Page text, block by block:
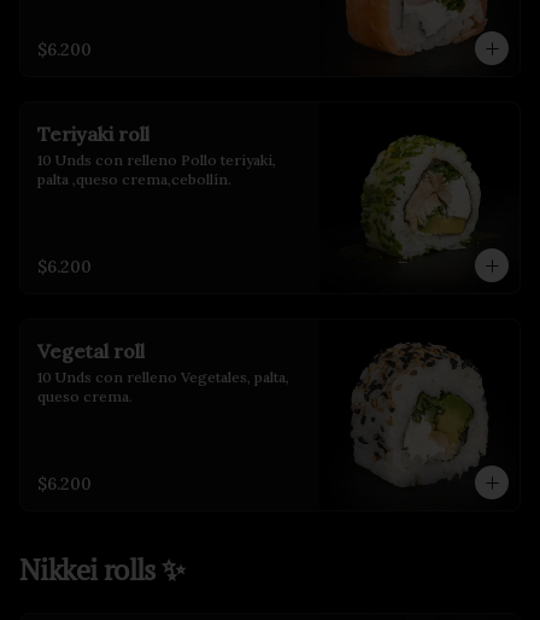
$6.200
Teriyaki roll
10 Unds con relleno Pollo teriyaki,
palta ,queso crema,cebollín.
$6.200
Vegetal roll
10 Unds con relleno Vegetales, palta,
queso crema.
$6.200
Nikkei rolls ✨